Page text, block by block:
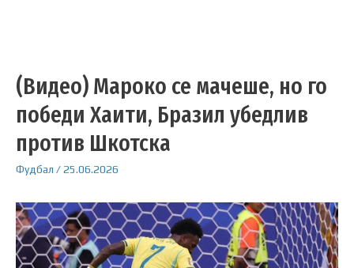
(Видео) Мароко се мачеше, но го
победи Хаити, Бразил убедлив
против Шкотска
Фудбал /25.06.2026